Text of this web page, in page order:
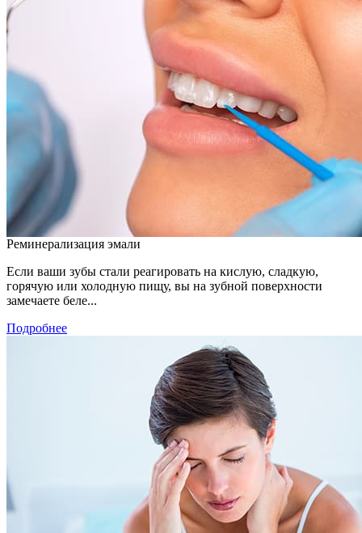
Реминерализация эмали
Если ваши зубы стали реагировать на кислую, сладкую,
горячую или холодную пищу, вы на зубной поверхности
замечаете беле...
Подробнее